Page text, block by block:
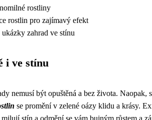
rostliny
rostlin pro zajímavý efekt
ukázky zahrad ve stínu
i ve stínu
nemusí být opuštěná a bez života. Naopak,
se promění v zelené oázy klidu a krásy.
stín a odmění se vám bujným růstem a